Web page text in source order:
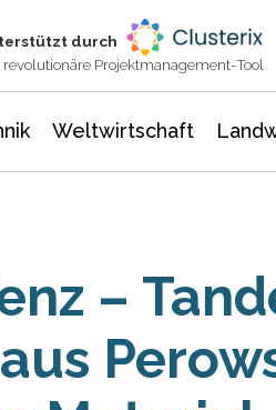
durch
revolutionäre Projektmanagement-Tool
Weltwirtschaft
–